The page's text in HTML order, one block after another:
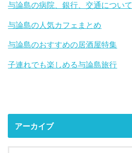
与論島の病院、銀行、交通について
与論島の人気カフェまとめ
与論島のおすすめの居酒屋特集
子連れでも楽しめる与論島旅行
アーカイブ